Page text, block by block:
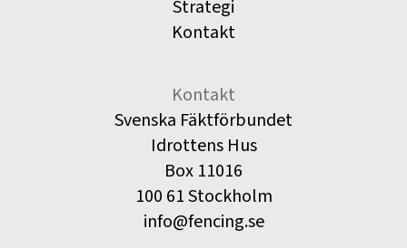
Strategi
Kontakt
Kontakt
Svenska Fäktförbundet
Idrottens Hus
Box 11016
100 61 Stockholm
info@fencing.se